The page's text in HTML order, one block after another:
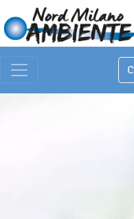
Main Navigation